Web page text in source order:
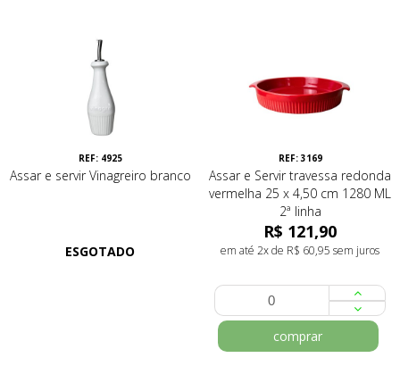
REF: 4925
Assar e servir Vinagreiro branco
ESGOTADO
REF: 3169
Assar e Servir travessa redonda
vermelha 25 x 4,50 cm 1280 ML
2ª linha
R$ 121,90
em até 2x de R$ 60,95 sem juros
comprar